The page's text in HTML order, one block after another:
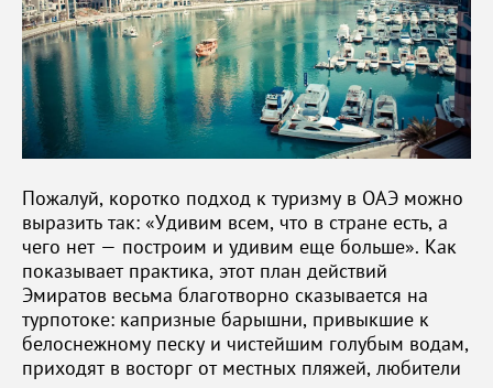
Пожалуй, коротко подход к туризму в ОАЭ можно
выразить так: «Удивим всем, что в стране есть, а
чего нет — построим и удивим еще больше». Как
показывает практика, этот план действий
Эмиратов весьма благотворно сказывается на
турпотоке: капризные барышни, привыкшие к
белоснежному песку и чистейшим голубым водам,
приходят в восторг от местных пляжей, любители